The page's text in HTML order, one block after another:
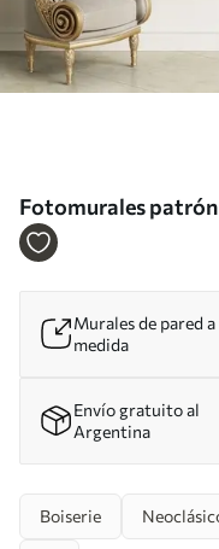
Fotomurales
Murales de pared a
medida
Envío gratuito al
Argentina
Boiserie